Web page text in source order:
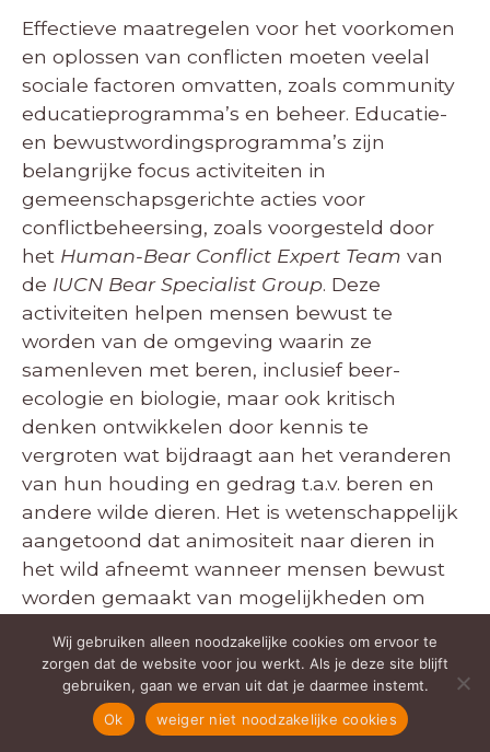
Effectieve maatregelen voor het voorkomen
en oplossen van conflicten moeten veelal
sociale factoren omvatten, zoals community
educatieprogramma’s en beheer. Educatie-
en bewustwordingsprogramma’s zijn
belangrijke focus activiteiten in
gemeenschapsgerichte acties voor
conflictbeheersing, zoals voorgesteld door
het Human-Bear Conflict Expert Team van
de IUCN Bear Specialist Group. Deze
activiteiten helpen mensen bewust te
worden van de omgeving waarin ze
samenleven met beren, inclusief beer-
ecologie en biologie, maar ook kritisch
denken ontwikkelen door kennis te
vergroten wat bijdraagt aan het veranderen
van hun houding en gedrag t.a.v. beren en
andere wilde dieren. Het is wetenschappelijk
aangetoond dat animositeit naar dieren in
het wild afneemt wanneer mensen bewust
worden gemaakt van mogelijkheden om
vermijden en / of aan te pakken.
Bears in ind ondersteunt het project sinds
2021 en de specifieke doelstellingen,
Wij gebruiken alleen noodzakelijke cookies om ervoor te
zorgen dat de website voor jou werkt. Als je deze site blijft
gebruiken, gaan we ervan uit dat je daarmee instemt.
Ok
weiger niet noodzakelijke cookies